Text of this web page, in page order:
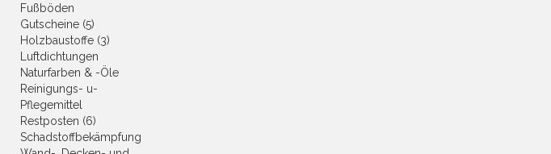
Fußböden
Gutscheine (5)
Holzbaustoffe (3)
Luftdichtungen
Naturfarben & -Öle
Reinigungs- u-
Pflegemittel
Restposten (6)
Schadstoffbekämpfung